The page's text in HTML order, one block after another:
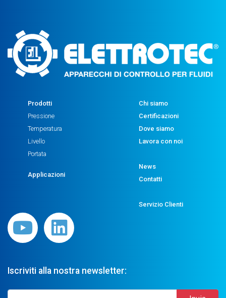
Prodotti
Pressione
Temperatura
Livello
Portata
Applicazioni
Chi siamo
Certificazioni
Dove siamo
Lavora con noi
News
Contatti
Servizio Clienti
Iscriviti alla nostra newsletter: